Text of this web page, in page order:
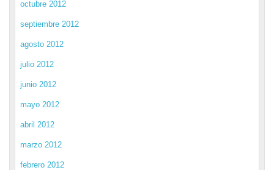
octubre 2012
septiembre 2012
agosto 2012
julio 2012
junio 2012
mayo 2012
abril 2012
marzo 2012
febrero 2012